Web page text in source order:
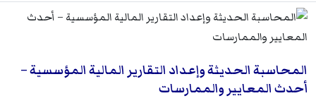
المحاسبة الحديثة وإعداد التقارير المالية المؤسسية –
أحدث المعايير والممارسات